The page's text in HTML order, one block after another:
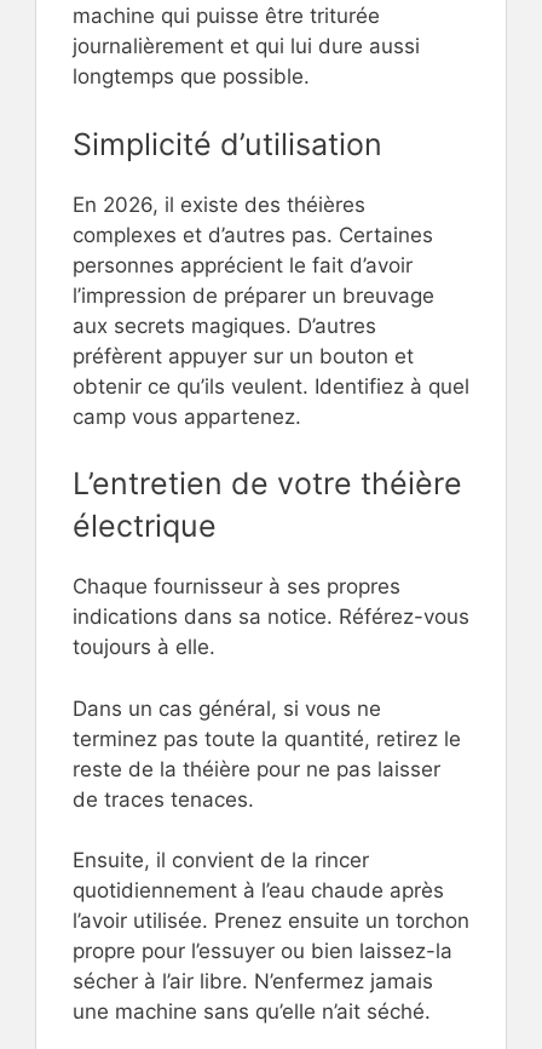
machine qui puisse être triturée
journalièrement et qui lui dure aussi
longtemps que possible.
Simplicité d’utilisation
En 2026, il existe des théières
complexes et d’autres pas. Certaines
personnes apprécient le fait d’avoir
l’impression de préparer un breuvage
aux secrets magiques. D’autres
préfèrent appuyer sur un bouton et
obtenir ce qu’ils veulent. Identifiez à quel
camp vous appartenez.
L’entretien de votre théière
électrique
Chaque fournisseur à ses propres
indications dans sa notice. Référez-vous
toujours à elle.
Dans un cas général, si vous ne
terminez pas toute la quantité, retirez le
reste de la théière pour ne pas laisser
de traces tenaces.
Ensuite, il convient de la rincer
quotidiennement à l’eau chaude après
l’avoir utilisée. Prenez ensuite un torchon
propre pour l’essuyer ou bien laissez-la
sécher à l’air libre. N’enfermez jamais
une machine sans qu’elle n’ait séché.